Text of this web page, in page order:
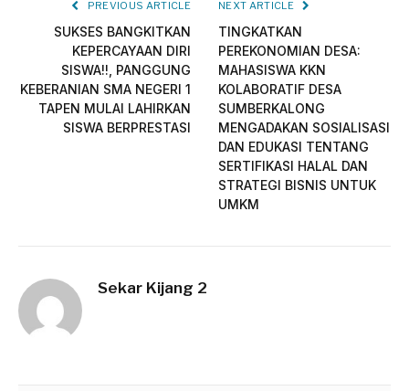
PREVIOUS ARTICLE
SUKSES BANGKITKAN
KEPERCAYAAN DIRI
SISWA!!, PANGGUNG
KEBERANIAN SMA NEGERI 1
TAPEN MULAI LAHIRKAN
SISWA BERPRESTASI
NEXT ARTICLE
TINGKATKAN
PEREKONOMIAN DESA:
MAHASISWA KKN
KOLABORATIF DESA
SUMBERKALONG
MENGADAKAN SOSIALISASI
DAN EDUKASI TENTANG
SERTIFIKASI HALAL DAN
STRATEGI BISNIS UNTUK
UMKM
Sekar Kijang 2